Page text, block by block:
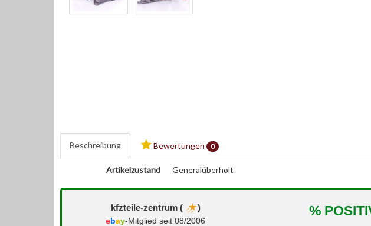
Beschreibung Bewertungen 0
Artikelzustand Generalüberholt
kfzteile-zentrum ( )
ebay-Mitglied seit 08/2006
%